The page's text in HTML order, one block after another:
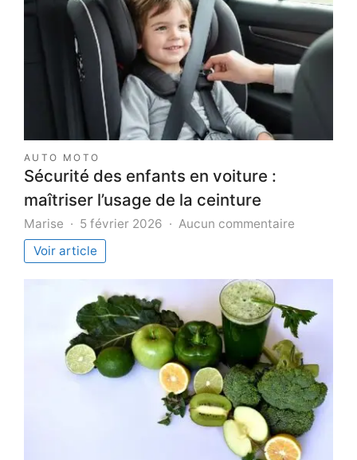
AUTO MOTO
Sécurité des enfants en voiture :
maîtriser l’usage de la ceinture
Marise 5 février 2026 Aucun commentaire
voiture
:
maîtriser
l’usage
de
la
ceinture
Voir article